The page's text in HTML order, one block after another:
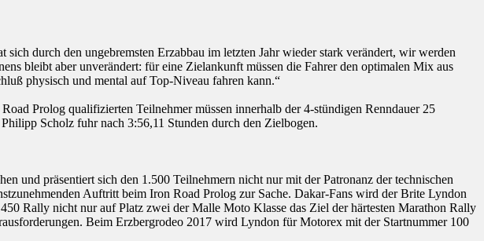
durch den ungebremsten Erzabbau im letzten Jahr wieder stark verändert, wir werden
bleibt aber unverändert: für eine Zielankunft müssen die Fahrer den optimalen Mix aus
physisch und mental auf Top-Niveau fahren kann.“
Prolog qualifizierten Teilnehmer müssen innerhalb der 4-stündigen Renndauer 25
Scholz fuhr nach 3:56,11 Stunden durch den Zielbogen.
und präsentiert sich den 1.500 Teilnehmern nicht nur mit der Patronanz der technischen
Auftritt beim Iron Road Prolog zur Sache. Dakar-Fans wird der Brite Lyndon
Rally nicht nur auf Platz zwei der Malle Moto Klasse das Ziel der härtesten Marathon Rally
Beim Erzbergrodeo 2017 wird Lyndon für Motorex mit der Startnummer 100